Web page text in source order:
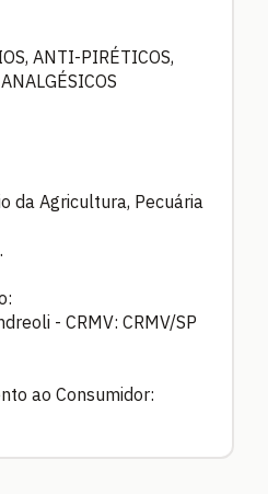
ANTI-PIRÉTICOS,
da Agricultura, Pecuária
- CRMV: CRMV/SP
ao Consumidor: